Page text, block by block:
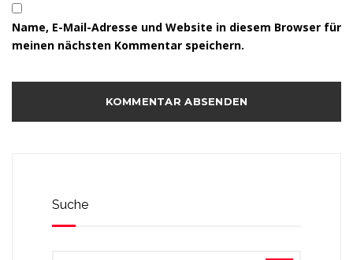
Name, E-Mail-Adresse und Website in diesem Browser für
meinen nächsten Kommentar speichern.
Suche